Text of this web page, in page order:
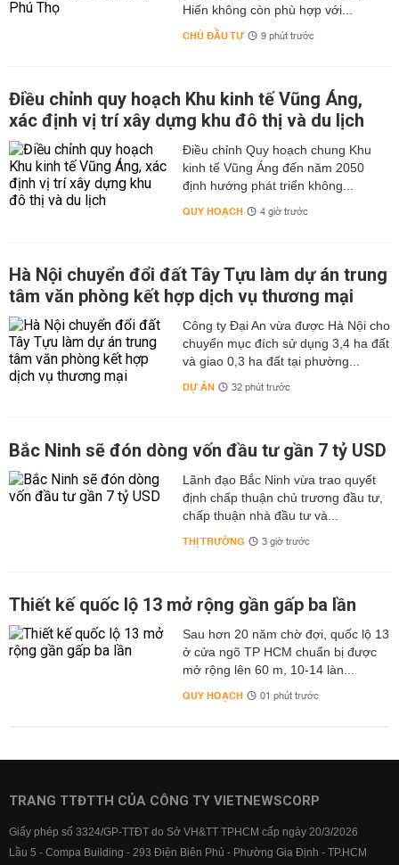
Hiến không còn phù hợp với...
CHỦ ĐẦU TƯ 9 phút trước
Điều chỉnh quy hoạch Khu kinh tế Vũng Áng,
xác định vị trí xây dựng khu đô thị và du lịch
Điều chỉnh Quy hoạch chung Khu
kinh tế Vũng Áng đến năm 2050
định hướng phát triển không...
QUY HOẠCH 4 giờ trước
Hà Nội chuyển đổi đất Tây Tựu làm dự án trung
tâm văn phòng kết hợp dịch vụ thương mại
Công ty Đại An vừa được Hà Nội cho
chuyển mục đích sử dụng 3,4 ha đất
và giao 0,3 ha đất tại phường...
DỰ ÁN 32 phút trước
Bắc Ninh sẽ đón dòng vốn đầu tư gần 7 tỷ USD
Lãnh đạo Bắc Ninh vừa trao quyết
định chấp thuận chủ trương đầu tư,
chấp thuận nhà đầu tư và...
THỊ TRƯỜNG 3 giờ trước
Thiết kế quốc lộ 13 mở rộng gần gấp ba lần
Sau hơn 20 năm chờ đợi, quốc lộ 13
ở cửa ngõ TP HCM chuẩn bị được
mở rộng lên 60 m, 10-14 làn...
QUY HOẠCH 01 phút trước
TRANG TTĐTTH CỦA CÔNG TY VIETNEWSCORP
Giấy phép số 3324/GP-TTĐT do Sở VH&TT TPHCM cấp ngày 20/3/2026
Lầu 5 - Compa Building - 293 Điện Biên Phủ - Phường Gia Định - TP.HCM